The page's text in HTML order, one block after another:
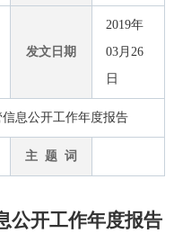
发文日期
2019年
03月26
日
息公开工作年度报告
主 题 词
公开工作年度报告